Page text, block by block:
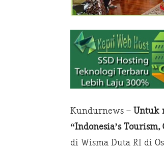
Kundurnews – Untuk
“Indonesia’s
di Wisma Duta RI di